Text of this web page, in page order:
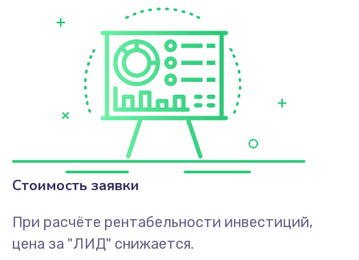
Стоимость заявки
При расчёте рентабельности инвестиций,
цена за "ЛИД" снижается.